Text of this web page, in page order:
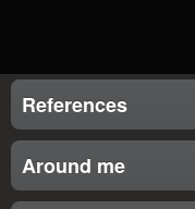
References
Around me